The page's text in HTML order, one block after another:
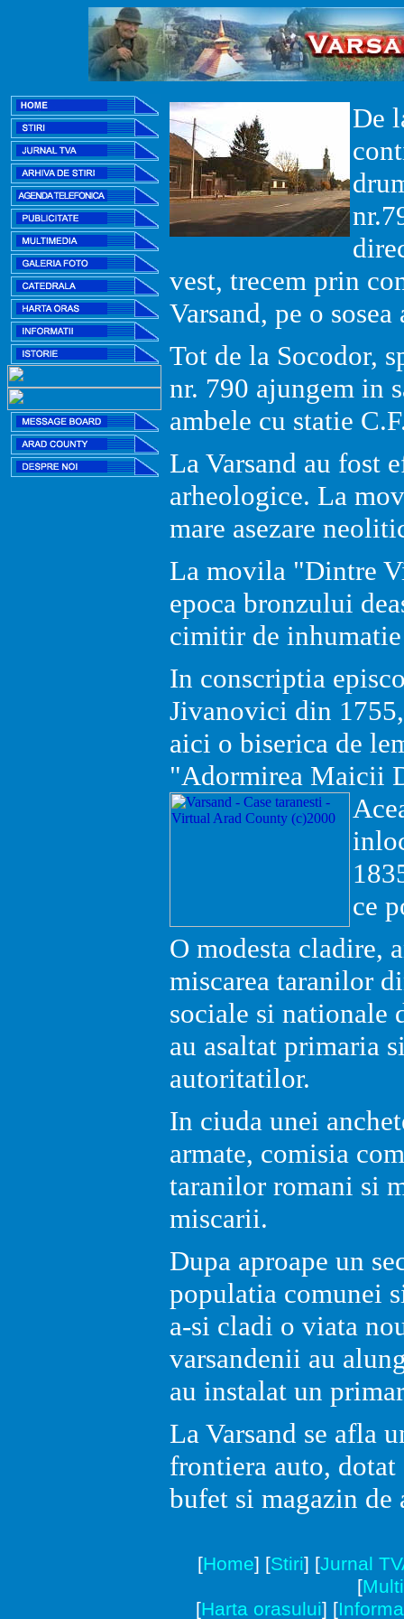
De
vest, trecem prin
Varsand, pe o sosea
Tot de la Socodor,
nr. 790 ajungem in
ambele cu statie
La Varsand au fost
arheologice. La
mare asezare
La movila "Dintre
epoca bronzului
cimitir de
In conscriptia
Jivanovici din
aici o biserica de
"Adormirea Maicii
ce
O modesta cladire,
miscarea taranilor
sociale si nationale
au asaltat primaria
autoritatilor.
In ciuda unei
armate, comisia
taranilor romani si
miscarii.
Dupa aproape un
populatia comunei
a-si cladi o viata
varsandenii au
au instalat un
La Varsand se afla
frontiera auto,
bufet si magazin de
[Home] [Stiri] [Jurnal
[
[Harta orasului] [